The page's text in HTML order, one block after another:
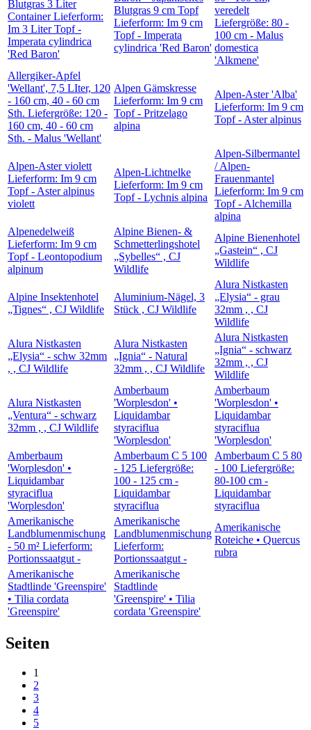
Blutgras 3 Liter
Container Lieferform:
Im 3 Liter Topf -
Imperata cylindrica
'Red Baron'
Blutgras 9 cm Topf
Lieferform: Im 9 cm
Topf - Imperata
cylindrica 'Red Baron'
veredelt
Liefergröße: 80 -
100 cm - Malus
domestica
'Alkmene'
Allergiker-Apfel
'Wellant', 7,5 LIter, 120
- 160 cm, 40 - 60 cm
Sth. Liefergröße: 120 -
160 cm, 40 - 60 cm
Sth. - Malus 'Wellant'
Alpen Gämskresse
Lieferform: Im 9 cm
Topf - Pritzelago
alpina
Alpen-Aster 'Alba'
Lieferform: Im 9 cm
Topf - Aster alpinus
Alpen-Aster violett
Lieferform: Im 9 cm
Topf - Aster alpinus
violett
Alpen-Lichtnelke
Lieferform: Im 9 cm
Topf - Lychnis alpina
Alpen-Silbermantel
/ Alpen-
Frauenmantel
Lieferform: Im 9 cm
Topf - Alchemilla
alpina
Alpenedelweiß
Lieferform: Im 9 cm
Topf - Leontopodium
alpinum
Alpine Bienen- &
Schmetterlingshotel
„Sybelles“ , CJ
Wildlife
Alpine Bienenhotel
„Gastein“ , CJ
Wildlife
Alpine Insektenhotel
„Tignes“ , CJ Wildlife
Aluminium-Nägel, 3
Stück , CJ Wildlife
Alura Nistkasten
„Elysia“ - grau
32mm , , CJ
Wildlife
Alura Nistkasten
„Elysia“ - schw 32mm
, , CJ Wildlife
Alura Nistkasten
„Ignia“ - Natural
32mm , , CJ Wildlife
Alura Nistkasten
„Ignia“ - schwarz
32mm , , CJ
Wildlife
Alura Nistkasten
„Ventura“ - schwarz
32mm , , CJ Wildlife
Amberbaum
'Worplesdon' •
Liquidambar
styraciflua
'Worplesdon'
Amberbaum
'Worplesdon' •
Liquidambar
styraciflua
'Worplesdon'
Amberbaum
'Worplesdon' •
Liquidambar
styraciflua
'Worplesdon'
Amberbaum C 5 100
- 125 Liefergröße:
100 - 125 cm -
Liquidambar
styraciflua
Amberbaum C 5 80
- 100 Liefergröße:
80-100 cm -
Liquidambar
styraciflua
Amerikanische
Landblumenmischung
- 50 m² Lieferform:
Portionssaatgut -
Amerikanische
Landblumenmischung
Lieferform:
Portionssaatgut -
Amerikanische
Roteiche • Quercus
rubra
Amerikanische
Stadtlinde 'Greenspire'
• Tilia cordata
'Greenspire'
Amerikanische
Stadtlinde
'Greenspire' • Tilia
cordata 'Greenspire'
Seiten
1
2
3
4
5